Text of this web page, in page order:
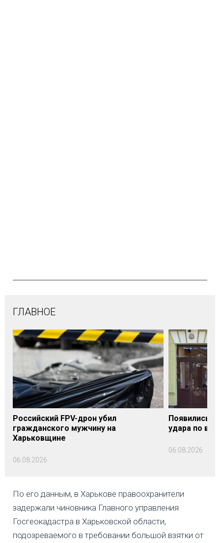
ГЛАВНОЕ
Российский FPV-дрон убил
гражданского мужчину на
Харьковщине
06.08.2026
Появились
удара по
06.08.2026
По его данным, в Харькове правоохранители
задержали чиновника Главного управления
Госгеокадастра в Харьковской области,
подозреваемого в требовании большой взятки от